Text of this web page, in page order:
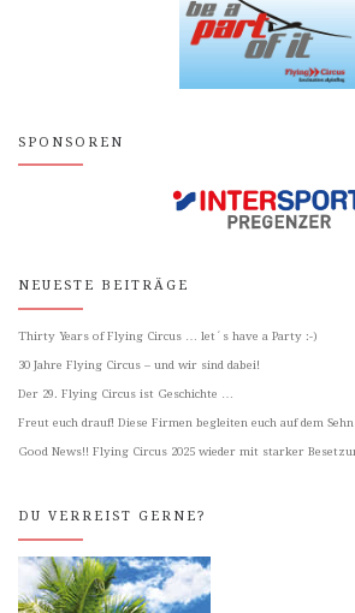
SPONSOREN
NEUESTE BEITRÄGE
Thirty Years of Flying Circus … let´s have a Party :-)
30 Jahre Flying Circus – und wir sind dabei!
Der 29. Flying Circus ist Geschichte …
Freut euch drauf! Diese Firmen begleiten euch auf dem
Good News!! Flying Circus 2025 wieder mit starker
DU VERREIST GERNE?